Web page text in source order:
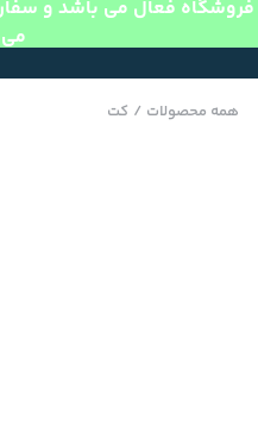
فروشگاه فعال می باشد و
همه محصولات / کت